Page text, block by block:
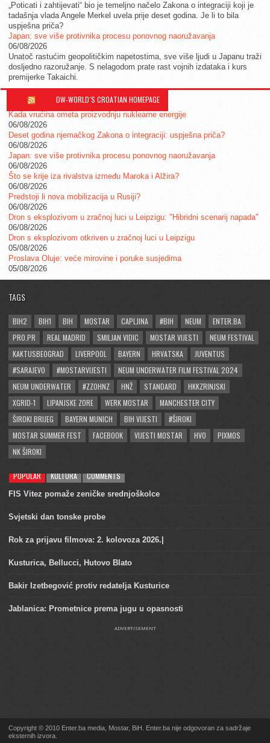
„Poticati i zahtijevati“ bio je temeljno načelo Zakona o integraciji koji je
tadašnja vlada Angele Merkel uvela prije deset godina. Je li to bila
uspješna priča?
Japan: sve više protivnika procesu ponovnog naoružavanja
06/08/2026
Unatoč rastućim geopolitičkim napetostima, sve više ljudi u Japanu traži
dosljedno razoružanje. S nelagodom prate rast vojnih izdataka i kurs
premijerke Takaichi.
DW-WORLD´S CROATIAN HOMEPAGE
Kada vrućina ometa proizvodnju nuklearne energije
06/08/2026
Deset godina njemačkog Zakona o integraciji: uspješna priča?
06/08/2026
Japan: sve više protivnika procesu ponovnog naoružavanja
06/08/2026
Što se krije iza rivalstva između Maroka i Alžira?
06/08/2026
Predstoji li nova mobilizacija u Rusiji?
06/08/2026
Dron s eksplozivom u zračnoj luci u Leipzigu: "Hibridni scenarij napada"
06/08/2026
Dron s eksplozivom otkriven u zračnoj luci u Leipzigu
05/08/2026
Proslava Oluje: veće mirovine i poruke susjedima
05/08/2026
TAGS
BIH2 BIH1 BIH MOSTAR CAPLJINA #BIH NEUM
ENTER.BA
PRO.PR
REAL MADRID SMILJAN VIDIC MOSTAR VIJESTI
NEUM FESTIVAL
KAKTUSBEOGRAD
LIVERPOOL BAYERN HRVATSKA
JUVENTUS
#SARAJEVO
#MOSTARVIJESTI
NEUM UNDERWATER FILM FESTIVAL 2024
NEUM UNDERWATER
#ZZOHNZ HNŽ STANDARD
HKKZRINJSKI
XGRID-1
LIPANJSKE ZORE WERK MOSTAR
MANCHESTER CITY
ŠIROKI BRIJEG
BAYERN MUNICH BIH VIJESTI
#ŠIROKI
MOSTAR SUMMER FEST
FACEBOOK VIJESTI MOSTAR HVO
PIXMOS
NK ŠIROKI
POPULAR KULTURA COMMENTS
FIS Vitez pomaže zeničke srednjoškolce
Svjetski dan tonske probe
Rok za prijavu filmova: 2. kolovoza 2026.|
Kusturica, Bellucci, Hutovo Blato
Bakir Izetbegović protiv redatelja Kusturice
Jablanica: Prometnice prema jugu u opasnosti
ADVERTISEMENT
Copyright © 2010 Enter.ba media, Mostar, BiH. Enter.ba nije odgovoran za sadržaje
eksternih izvora.